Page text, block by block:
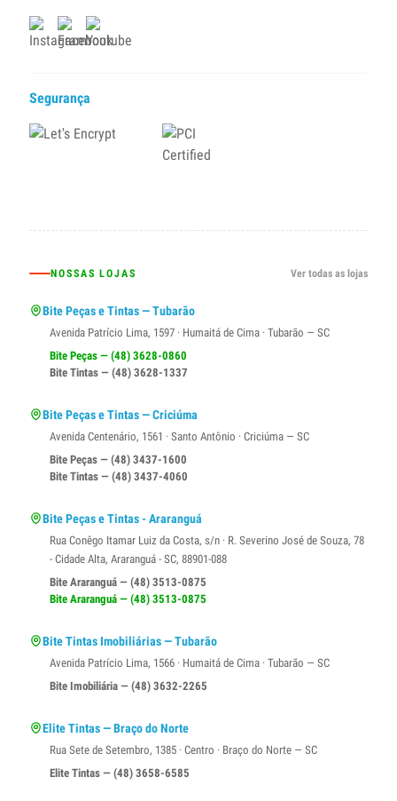
Segurança
NOSSAS LOJAS Ver todas as lojas
Bite Peças e Tintas — Tubarão
Avenida Patrício Lima, 1597 · Humaitá de Cima · Tubarão — SC
Bite Peças — (48) 3628-0860
Bite Tintas — (48) 3628-1337
Bite Peças e Tintas — Criciúma
Avenida Centenário, 1561 · Santo Antônio · Criciúma — SC
Bite Peças — (48) 3437-1600
Bite Tintas — (48) 3437-4060
Bite Peças e Tintas - Araranguá
Rua Conêgo Itamar Luiz da Costa, s/n · R. Severino José de Souza, 78
- Cidade Alta, Araranguá - SC, 88901-088
Bite Araranguá — (48) 3513-0875
Bite Araranguá — (48) 3513-0875
Bite Tintas Imobiliárias — Tubarão
Avenida Patrício Lima, 1566 · Humaitá de Cima · Tubarão — SC
Bite Imobiliária — (48) 3632-2265
Elite Tintas — Braço do Norte
Rua Sete de Setembro, 1385 · Centro · Braço do Norte — SC
Elite Tintas — (48) 3658-6585